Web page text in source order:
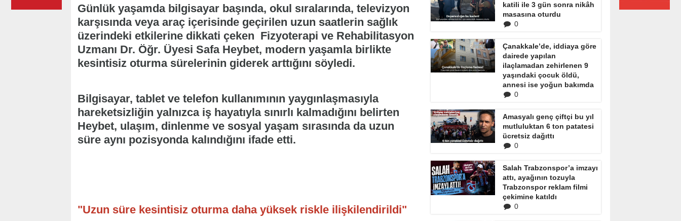
Günlük yaşamda bilgisayar başında, okul sıralarında, televizyon
karşısında veya araç içerisinde geçirilen uzun saatlerin sağlık
üzerindeki etkilerine dikkati çeken Fizyoterapi ve Rehabilitasyon
Uzmanı Dr. Öğr. Üyesi Safa Heybet, modern yaşamla birlikte
kesintisiz oturma sürelerinin giderek arttığını söyledi.
Bilgisayar, tablet ve telefon kullanımının yaygınlaşmasıyla
hareketsizliğin yalnızca iş hayatıyla sınırlı kalmadığını belirten
Heybet, ulaşım, dinlenme ve sosyal yaşam sırasında da uzun
süre aynı pozisyonda kalındığını ifade etti.
"Uzun süre kesintisiz oturma daha yüksek riskle ilişkilendirildi"
katili ile 3 gün sonra nikâh
masasına oturdu
0
Çanakkale’de, iddiaya göre
dairede yapılan
ilaçlamadan zehirlenen 9
yaşındaki çocuk öldü,
annesi ise yoğun bakımda
0
Amasyalı genç çiftçi bu yıl
mutluluktan 6 ton patatesi
ücretsiz dağıttı
0
Salah Trabzonspor’a imzayı
attı, ayağının tozuyla
Trabzonspor reklam filmi
çekimine katıldı
0